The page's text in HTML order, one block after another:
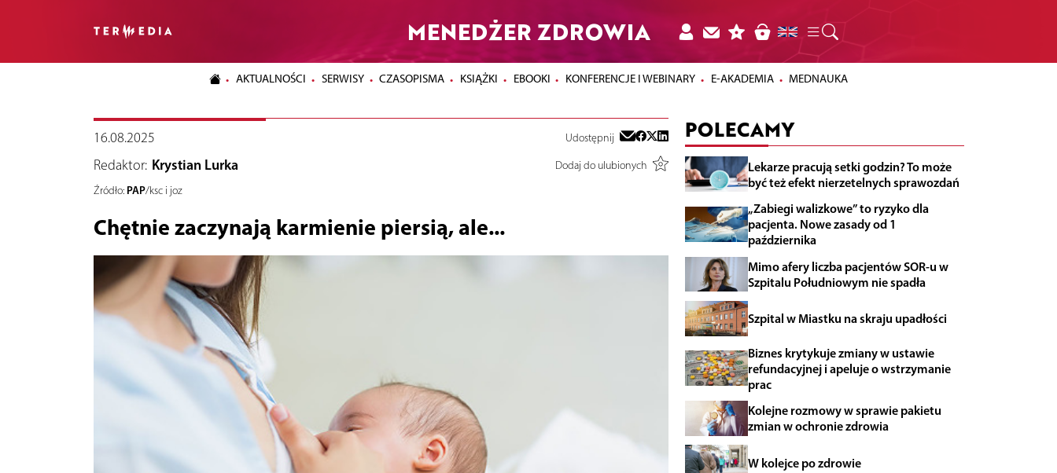
MENEDŻER ZDROWIA
AKTUALNOŚCI SERWISY CZASOPISMA KSIĄŻKI EBOOKI KONFERENCJE I WEBINARY E-AKADEMIA MEDNAUKA
16.08.2025 Udostępnij
Redaktor: Krystian Lurka
Dodaj do ulubionych
Źródło: PAP/ksc i joz
Chętnie zaczynają karmienie piersią, ale...
POLECAMY
Lekarze pracują setki godzin? To może
być też efekt nierzetelnych sprawozdań
„Zabiegi walizkowe” to ryzyko dla
pacjenta. Nowe zasady od 1
października
Mimo afery liczba pacjentów SOR-u w
Szpitalu Południowym nie spadła
Szpital w Miastku na skraju upadłości
Biznes krytykuje zmiany w ustawie
refundacyjnej i apeluje o wstrzymanie
prac
Kolejne rozmowy w sprawie pakietu
zmian w ochronie zdrowia
W kolejce po zdrowie